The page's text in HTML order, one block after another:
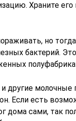
Храните его
но
бактерий.
другие молочные
Если есть
дома сами, так